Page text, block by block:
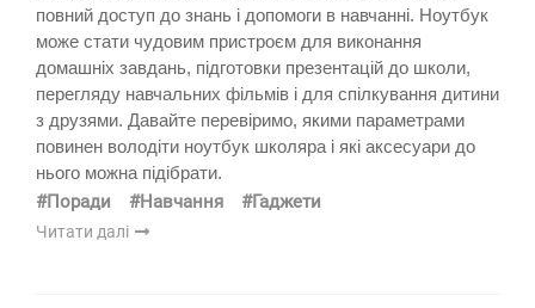
повний доступ до знань і допомоги в навчанні. Ноутбук
може стати чудовим пристроєм для виконання
домашніх завдань, підготовки презентацій до школи,
перегляду навчальних фільмів і для спілкування дитини
з друзями. Давайте перевіримо, якими параметрами
повинен володіти ноутбук школяра і які аксесуари до
нього можна підібрати.
#Поради #Навчання #Гаджети
Читати далі